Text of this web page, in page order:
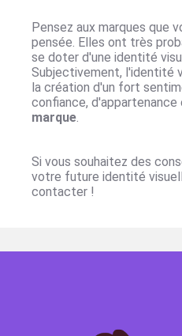
Pensez aux marques que
pensée. Elles ont très
se doter d'une identité
Subjectivement, l'identité
la création d'un fort
confiance, d'appartenance
marque.
Si vous souhaitez des
votre future identité
contacter !